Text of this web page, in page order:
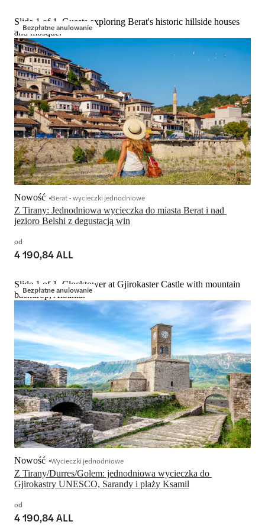
Bezpłatne anulowanie
Slide 1 of 1, Guests exploring Berat's historic hillside houses
and mosque.
Z Tirany: Jednodniowa wycieczka do miasta Berat i nad
jezioro Belshi z degustacją win
Nowość Berat - wycieczki jednodniowe
od
4 190,84 ALL
Bezpłatne anulowanie
Slide 1 of 1, Clocktower at Gjirokaster Castle with mountain
backdrop, Albania.
Z Tirany/Durres/Golem: jednodniowa wycieczka do
Gjirokastry UNESCO, Sarandy i plaży Ksamil
Nowość Wycieczki jednodniowe
od
4 190,84 ALL